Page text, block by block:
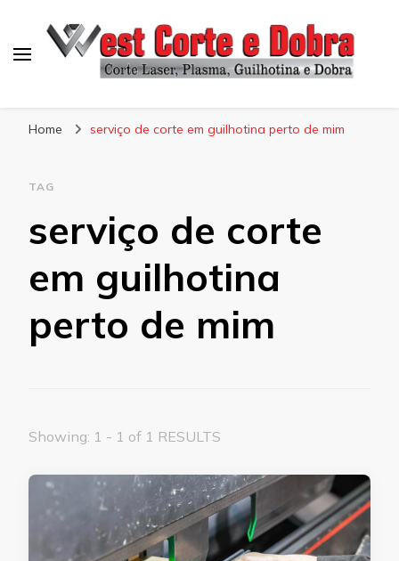
Home serviço de corte em guilhotina perto de mim
TAG
serviço de corte
em guilhotina
perto de mim
Showing: 1 - 1 of 1 RESULTS